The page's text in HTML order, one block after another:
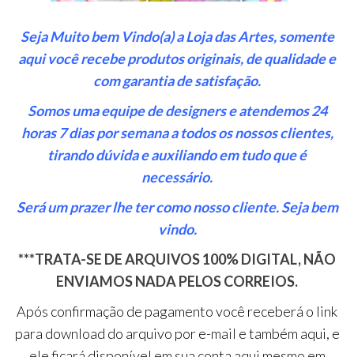
Seja Muito bem Vindo(a) a Loja das Artes, somente
aqui você recebe produtos originais, de qualidade e
com garantia de satisfação.
Somos uma equipe de designers e atendemos 24
horas 7 dias por semana a todos os nossos clientes,
tirando dúvida e auxiliando em tudo que é
necessário.
Será um prazer lhe ter como nosso cliente. Seja bem
vindo.
***TRATA-SE DE ARQUIVOS 100% DIGITAL, NÃO
ENVIAMOS NADA PELOS CORREIOS.
Após confirmação de pagamento você receberá o link
para download do arquivo por e-mail e também aqui, e